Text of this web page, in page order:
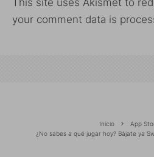
This site uses Akismet to
your comment data is
Inicio
App
¿No sabes a qué jugar hoy? Bájate ya